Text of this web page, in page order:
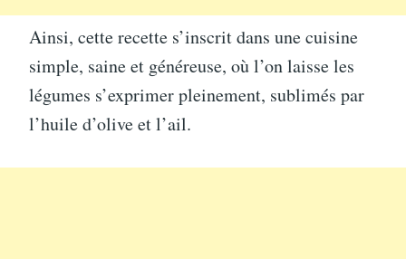
Ainsi, cette recette s’inscrit dans une cuisine
simple, saine et généreuse, où l’on laisse les
légumes s’exprimer pleinement, sublimés par
l’huile d’olive et l’ail.